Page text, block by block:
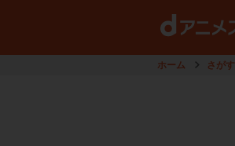
ホーム さがす